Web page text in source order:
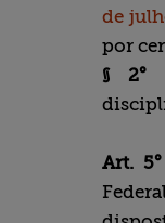
de
por
§ 2°
Art. 5°